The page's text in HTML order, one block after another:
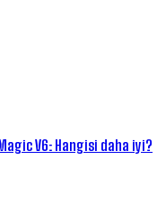
V6: Hangisi daha iyi?